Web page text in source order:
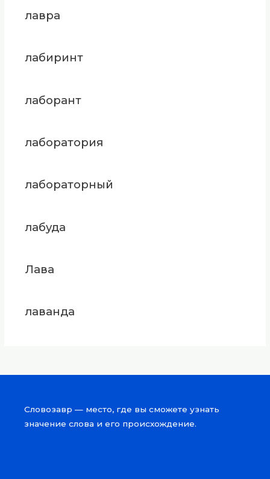
лавра
лабиринт
лаборант
лаборатория
лабораторный
лабуда
Лава
лаванда
Словозавр — место, где вы сможете узнать
значение слова и его происхождение.